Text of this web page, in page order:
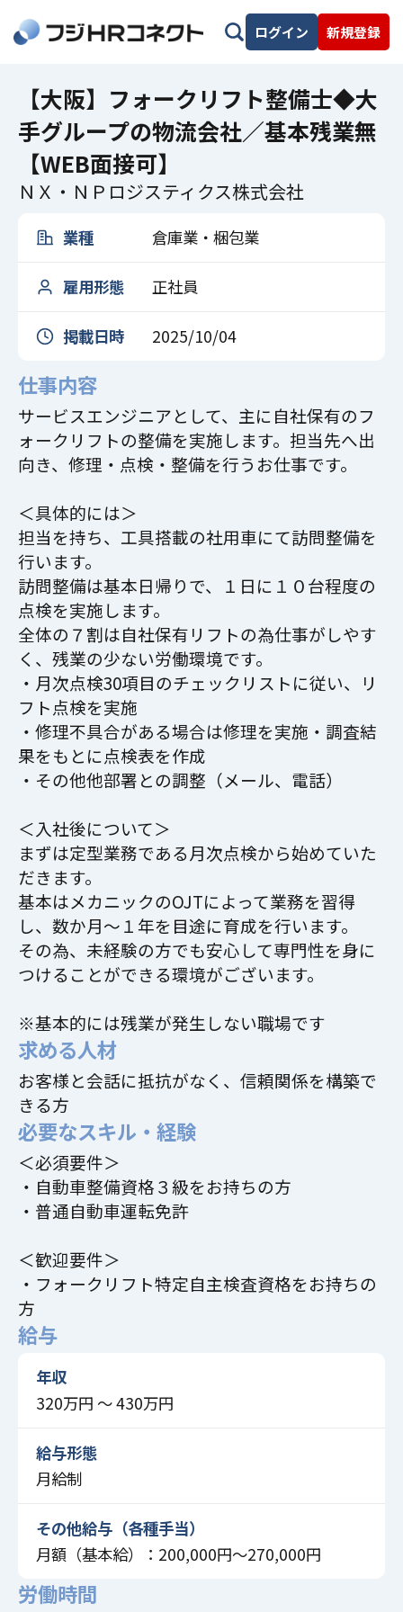
ログイン 新規登録
【大阪】フォークリフト整備士◆大
手グループの物流会社／基本残業無
【WEB面接可】
ＮＸ・ＮＰロジスティクス株式会社
業種 倉庫業・梱包業
雇用形態 正社員
掲載日時 2025/10/04
仕事内容
サービスエンジニアとして、主に自社保有のフ
ォークリフトの整備を実施します。担当先へ出
向き、修理・点検・整備を行うお仕事です。
＜具体的には＞
担当を持ち、工具搭載の社用車にて訪問整備を
行います。
訪問整備は基本日帰りで、１日に１０台程度の
点検を実施します。
全体の７割は自社保有リフトの為仕事がしやす
く、残業の少ない労働環境です。
・月次点検30項目のチェックリストに従い、リ
フト点検を実施
・修理不具合がある場合は修理を実施・調査結
果をもとに点検表を作成
・その他他部署との調整（メール、電話）
＜入社後について＞
まずは定型業務である月次点検から始めていた
だきます。
基本はメカニックのOJTによって業務を習得
し、数か月～１年を目途に育成を行います。
その為、未経験の方でも安心して専門性を身に
つけることができる環境がございます。
※基本的には残業が発生しない職場です
求める人材
お客様と会話に抵抗がなく、信頼関係を構築で
きる方
必要なスキル・経験
＜必須要件＞
・自動車整備資格３級をお持ちの方
・普通自動車運転免許
＜歓迎要件＞
・フォークリフト特定自主検査資格をお持ちの
方
給与
年収
320万円 〜 430万円
給与形態
月給制
その他給与（各種手当）
月額（基本給）：200,000円～270,000円
労働時間